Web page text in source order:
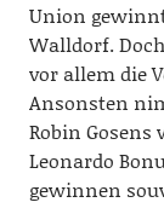
Union
Walldorf.
vor allem die
Ansonsten
Robin
Leonardo
gewinnen